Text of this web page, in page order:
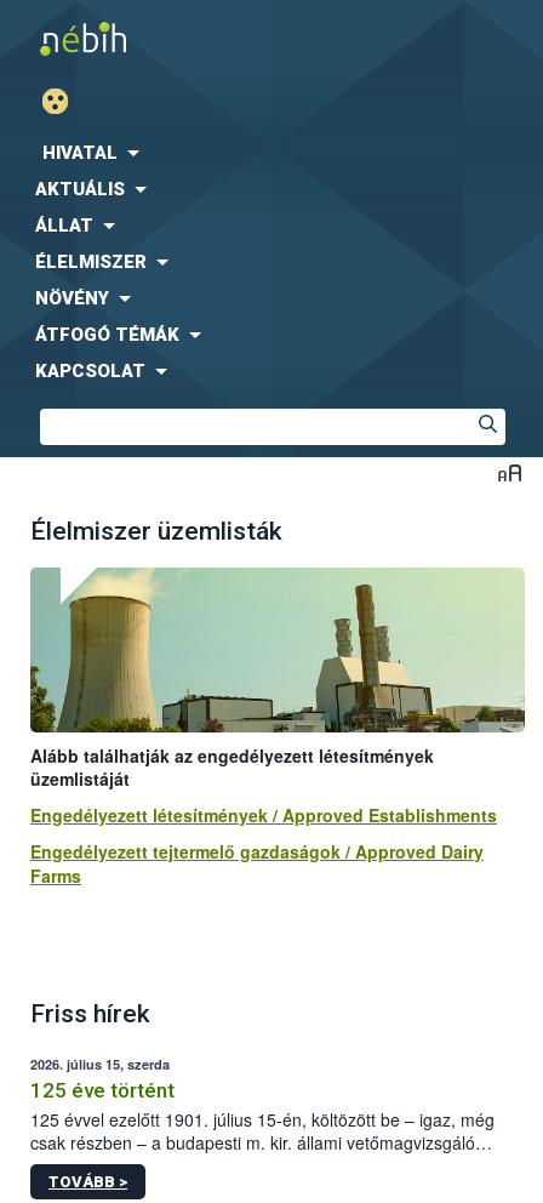
HIVATAL
AKTUÁLIS
ÁLLAT
ÉLELMISZER
NÖVÉNY
ÁTFOGÓ TÉMÁK
KAPCSOLAT
Élelmiszer üzemlisták
Alább találhatják az engedélyezett létesítmények
üzemlistáját
Engedélyezett létesítmények / Approved Establishments
Engedélyezett tejtermelő gazdaságok / Approved Dairy
Farms
Friss hírek
2026. július 15, szerda
125 éve történt
125 évvel ezelőtt 1901. július 15-én, költözött be – igaz, még
csak részben – a budapesti m. kir. állami vetőmagvizsgáló
állomás a Kis Rókus utca 15. szám alatti, Czigler Győző által
tervezett új épületébe.
TOVÁBB >